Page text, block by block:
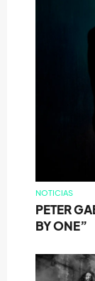
NOTICIAS
PETER
BY ONE”